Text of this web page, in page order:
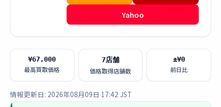
Yahoo
¥67,000
最高買取価格
7店舗
価格取得店舗数
±¥0
前日比
情報更新日: 2026年08月09日 17:42 JST